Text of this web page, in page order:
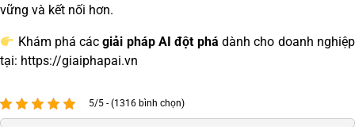
vững và kết nối hơn.
Khám phá cácgiải pháp AI đột phá dành cho doanh nghiệp
tại: https://giaiphapai.vn
5/5 - (1316 bình chọn)